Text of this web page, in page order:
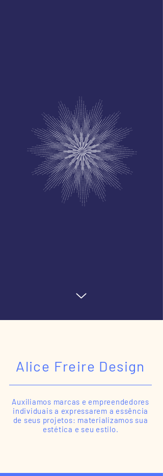
Alice Freire Design
Auxiliamos marcas e empreendedores
individuais a expressarem a essência
de seus projetos: materializamos sua
estética e seu estilo.